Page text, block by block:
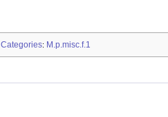
Categories: M.p.misc.f.1